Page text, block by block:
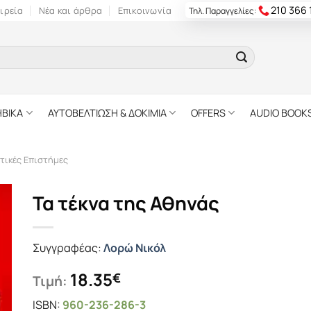
Νέα και άρθρα Επικοινωνία Τηλ. Παραγγελίες: 210 366
ΑΥΤΟΒΕΛΤΙΩΣΗ & ΔΟΚΙΜΙΑ OFFERS AUDIO
Επιστήμες
Τα τέκνα της Αθηνάς
Συγγραφέας:Λορώ Νικόλ
Τιμή: 18.35€
ISBN: 960-236-286-3